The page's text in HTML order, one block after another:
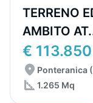
TERRENO
AMBITO
€ 113.850
Ponteranica
1.265 Mq